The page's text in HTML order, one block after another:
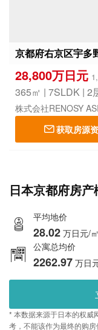
京都府右京区宇多
28,800万日元
365㎡ | 7SLDK | 2
获取房源
日本京都府房产
平均地价
28.02 万日元/㎡
公寓总均价
2262.97 万日
* 本数据来源于日本的权威
考，不能该作为最终的购房